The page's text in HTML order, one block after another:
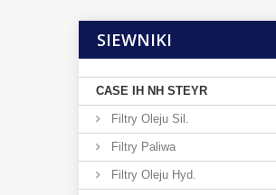
SIEWNIKI
CASE IH NH STEYR
Filtry Oleju Sil.
Filtry Paliwa
Filtry Oleju Hyd.